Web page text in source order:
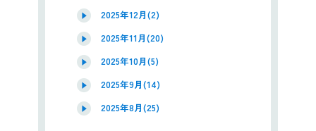
2025年12月(2)
2025年11月(20)
2025年10月(5)
2025年9月(14)
2025年8月(25)